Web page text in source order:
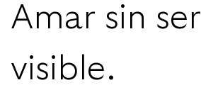
Amar sin ser
visible.